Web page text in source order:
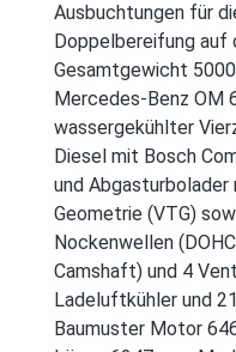
Ausbuchtungen für
Doppelbereifung auf
Gesamtgewicht
Mercedes-Benz OM
wassergekühlter
Diesel mit Bosch
und Abgasturbolader
Geometrie (VTG)
Nockenwellen
Camshaft) und 4
Ladeluftkühler und
Baumuster Motor